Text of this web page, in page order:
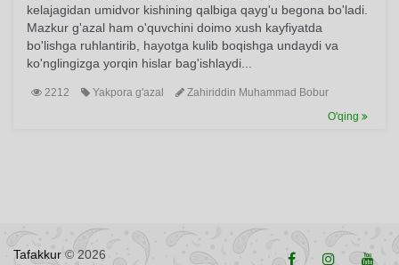
kelajagidan umidvor kishining qalbiga qayg'u begona bo'ladi.
Mazkur g'azal ham o'quvchini doimo xush kayfiyatda
bo'lishga ruhlantirib, hayotga kulib boqishga undaydi va
ko'nglingizga yorqin hislar bag'ishlaydi...
2212 Yakpora g'azal
Zahiriddin Muhammad Bobur
O'qing
Tafakkur © 2026